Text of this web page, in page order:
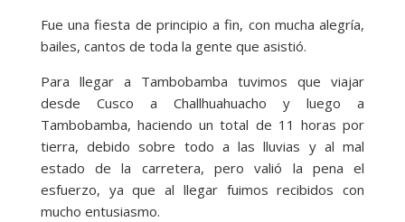
Fue una fiesta de principio a fin, con mucha alegría,
bailes, cantos de toda la gente que asistió.
Para llegar a Tambobamba tuvimos que viajar
desde Cusco a Challhuahuacho y luego a
Tambobamba, haciendo un total de 11 horas por
tierra, debido sobre todo a las lluvias y al mal
estado de la carretera, pero valió la pena el
esfuerzo, ya que al llegar fuimos recibidos con
mucho entusiasmo.